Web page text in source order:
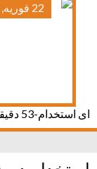
22 فوریه, 2016
ای استخدام-53 دقیقه پیش بازی آزاد تکست آهنگ